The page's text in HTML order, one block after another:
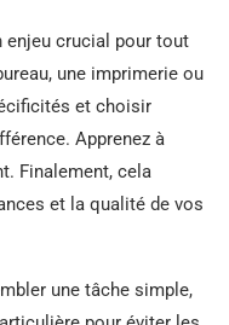
enjeu crucial pour tout
une imprimerie ou
et choisir
Apprenez à
Finalement, cela
et la qualité de vos
une tâche simple,